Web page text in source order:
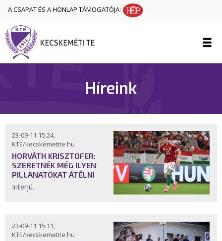
A CSAPAT ÉS A HONLAP TÁMOGATÓJA:
Híreink
23-09-11 15:24,
KTE/kecskemetite.hu
HORVÁTH KRISZTOFER:
SZERETNÉK MÉG ILYEN
PILLANATOKAT ÁTÉLNI
Interjú.
23-09-11 15:11,
KTE/kecskemetite.hu